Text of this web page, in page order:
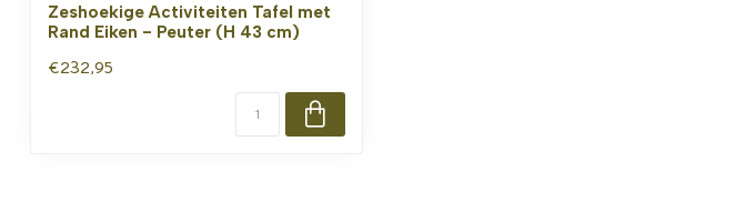
Zeshoekige Activiteiten Tafel met
Rand Eiken - Peuter (H 43 cm)
€232,95